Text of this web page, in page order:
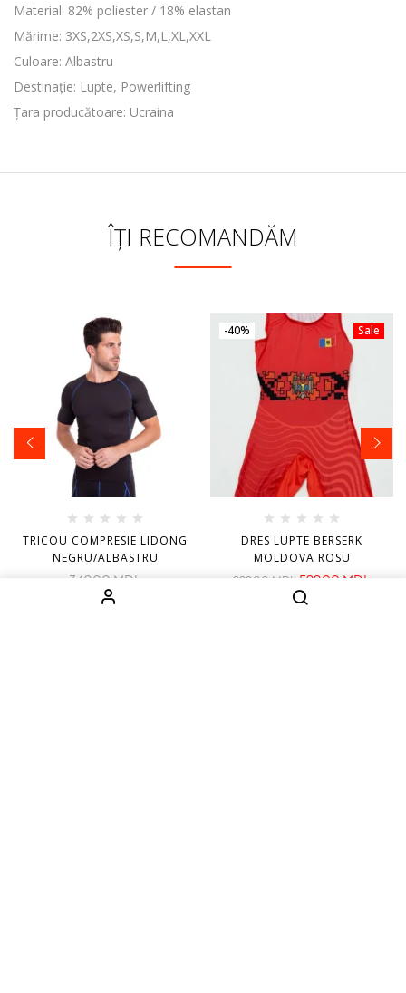
Material: 82% poliester / 18% elastan
Mărime: 3XS,2XS,XS,S,M,L,XL,XXL
Culoare: Albastru
Destinație: Lupte, Powerlifting
Țara producătoare: Ucraina
ÎȚI RECOMANDĂM
TRICOU COMPRESIE LIDONG
NEGRU/ALBASTRU
349.00 MDL
Sale
-40%
DRES LUPTE BERSERK
MOLDOVA ROSU
999.00 MDL 599.00 MDL